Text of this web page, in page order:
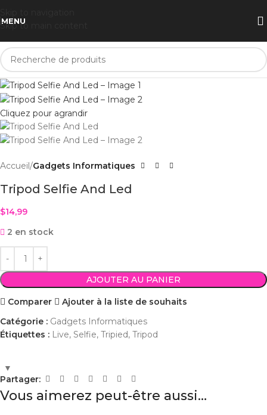
Skip to main content
MENU
Cliquez pour agrandir
Accueil Gadgets Informatiques
Tripod Selfie And Led
$14,99
2 en stock
AJOUTER AU PANIER
Comparer
Ajouter à la liste de souhaits
Catégorie : Gadgets Informatiques
Étiquettes : Live, Selfie, Tripied, Tripod
Partager:
Vous aimerez peut-être aussi…